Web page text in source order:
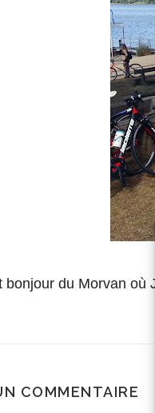
bonjour du Morvan où
COMMENTAIRE